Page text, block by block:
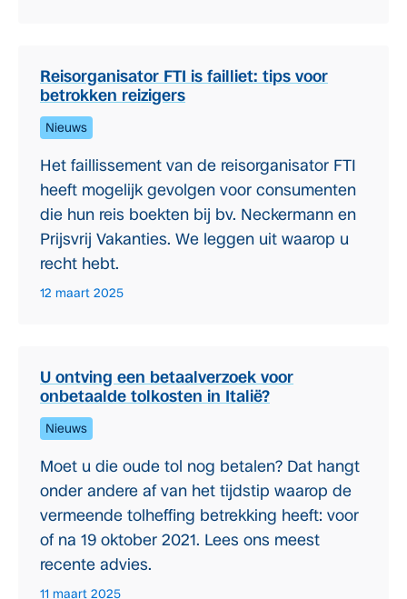
Reisorganisator FTI is failliet: tips voor
betrokken reizigers
Nieuws
Het faillissement van de reisorganisator FTI
heeft mogelijk gevolgen voor consumenten
die hun reis boekten bij bv. Neckermann en
Prijsvrij Vakanties. We leggen uit waarop u
recht hebt.
12 maart 2025
U ontving een betaalverzoek voor
onbetaalde tolkosten in Italië?
Nieuws
Moet u die oude tol nog betalen? Dat hangt
onder andere af van het tijdstip waarop de
vermeende tolheffing betrekking heeft: voor
of na 19 oktober 2021. Lees ons meest
recente advies.
11 maart 2025